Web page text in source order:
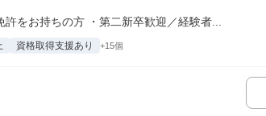
をお持ちの方 ・第二新卒歓迎／経験者...
資格取得支援あり +15個